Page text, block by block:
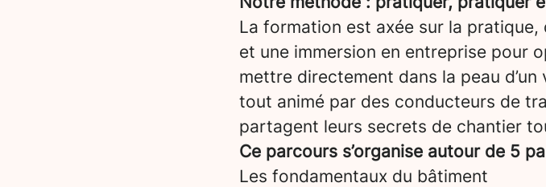
La formation est axée sur la
et une immersion en entreprise pour
mettre directement dans la peau
tout animé par des conducteurs de
partagent leurs secrets de chantier
Ce parcours s’organise autour de 5
Les fondamentaux du bâtiment